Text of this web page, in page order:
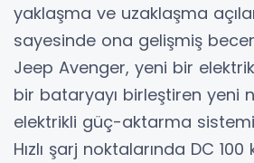
yaklaşma ve uzaklaşma
sayesinde ona gelişmiş
Jeep Avenger, yeni bir
bir bataryayı birleştiren yeni
elektrikli güç-aktarma sistemi
Hızlı şarj noktalarında DC